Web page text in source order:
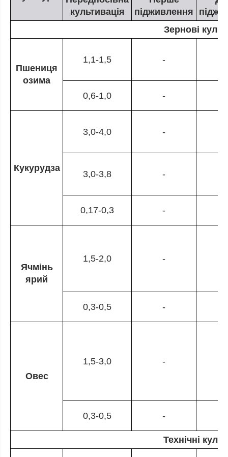
культивація
підживлення
Зернові
Пшениця
озима
1,1-1,5 -
0,6-1,0 -
Кукурудза
3,0-4,0 -
3,0-3,8 -
0,17-0,3 -
Ячмінь
ярий
1,5-2,0 -
0,3-0,5 -
Овес
1,5-3,0 -
0,3-0,5 -
Технічні